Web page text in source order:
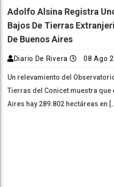
Adolfo Alsina Registra
Bajos De Tierras
De Buenos Aires
Diario De Rivera 08 Ago
Un relevamiento del
Tierras del Conicet muestra que
Aires hay 289.802 hectáreas en